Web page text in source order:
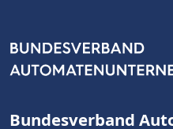
Bundesverband